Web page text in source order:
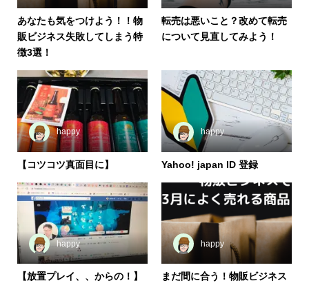
あなたも気をつけよう！！物
販ビジネス失敗してしまう特
徴3選！
転売は悪いこと？改めて転売
について見直してみよう！
happy
【コツコツ真面目に】
happy
Yahoo! japan ID 登録
happy
【放置プレイ、、からの！】
happy
まだ間に合う！物販ビジネス